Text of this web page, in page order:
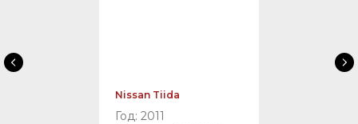
Nissan Tiida
Год: 2011